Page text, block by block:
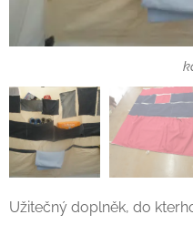
Užitečný doplněk, do